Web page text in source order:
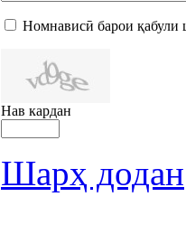
Номнависӣ барои қабули
Нав кардан
Шарҳ додан